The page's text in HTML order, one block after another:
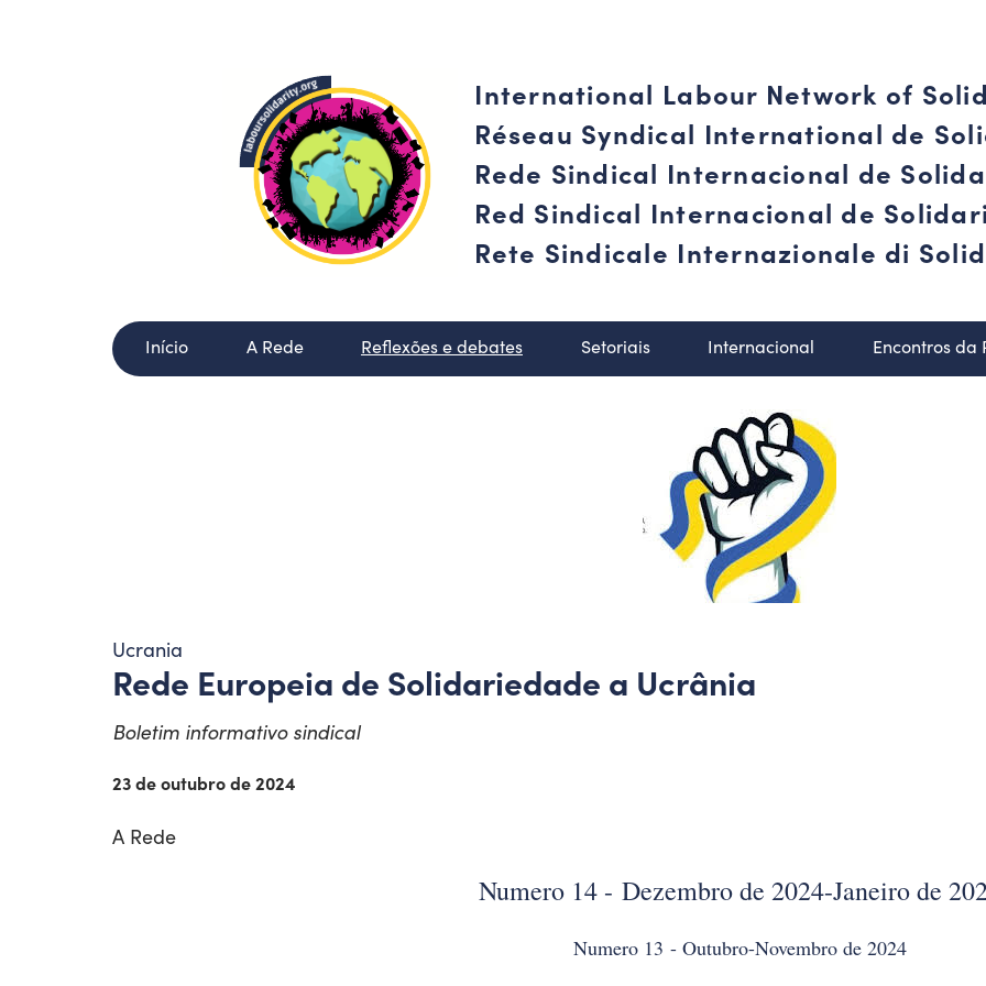
International Labour Network of
Réseau Syndical International de
Rede Sindical Internacional de
Red Sindical Internacional de
Rete Sindicale Internazionale di
Início A Rede Reflexões e debates Setoriais Internacional Encontros da
Ucrania
Rede Europeia de Solidariedade a Ucrânia
Boletim informativo sindical
23 de outubro de 2024
A Rede
Numero 14 - Dezembro de 2024-Janeiro de
Numero 13 - Outubro-Novembro de 2024